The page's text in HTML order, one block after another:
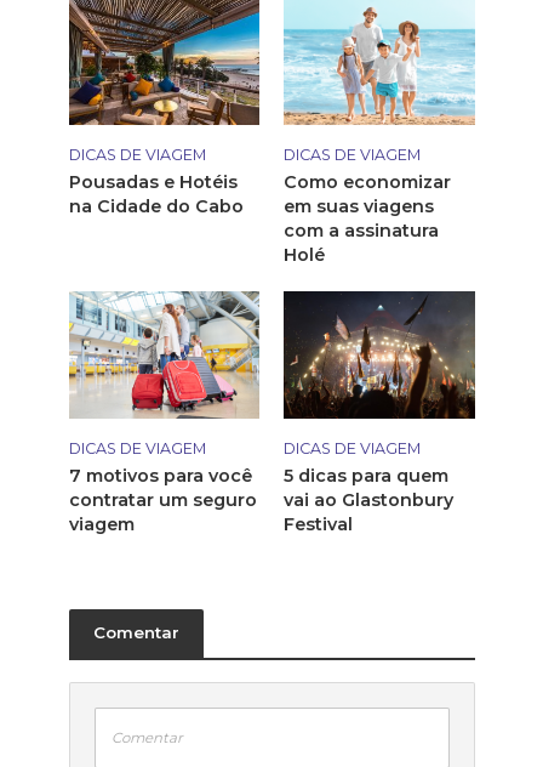
DICAS DE VIAGEM
Pousadas e Hotéis
na Cidade do Cabo
DICAS DE VIAGEM
Como economizar
em suas viagens
com a assinatura
Holé
DICAS DE VIAGEM
7 motivos para você
contratar um seguro
viagem
DICAS DE VIAGEM
5 dicas para quem
vai ao Glastonbury
Festival
Comentar
Comentar